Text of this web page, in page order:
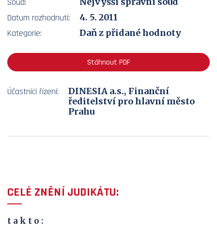
Datum rozhodnutí:
4. 5. 2011
Kategorie:
Daň z přidané hodnoty
Stáhnout PDF
Účastníci řízení:
DINESIA a.s., Finanční
ředitelství pro hlavní město
Prahu
CELÉ ZNĚNÍ JUDIKÁTU:
t a k t o :